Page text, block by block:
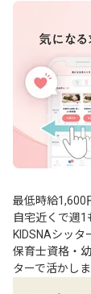
最低時給1,600
自宅近くで週1
KIDSNAシッタ
保育士資格・
ターで活かし